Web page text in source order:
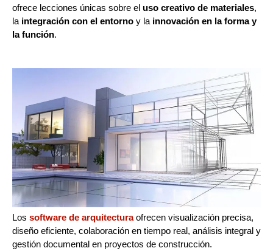
ofrece lecciones únicas sobre el uso creativo de materiales,
la integración con el entorno y la innovación en la forma y
la función.
Los software de arquitecturaofrecen visualización precisa,
diseño eficiente, colaboración en tiempo real, análisis integral y
gestión documental en proyectos de construcción.